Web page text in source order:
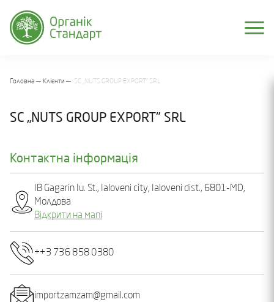
Головна Клієнти SC „NUTS GROUP EXPORT" SRL
SC „NUTS GROUP EXPORT" SRL
Контактна інформація
IB Gagarin Iu. St., Ialoveni city, Ialoveni dist., 6801-MD,
Молдова
Відкрити на мапі
++3 736 858 0380
importzamzam@gmail.com